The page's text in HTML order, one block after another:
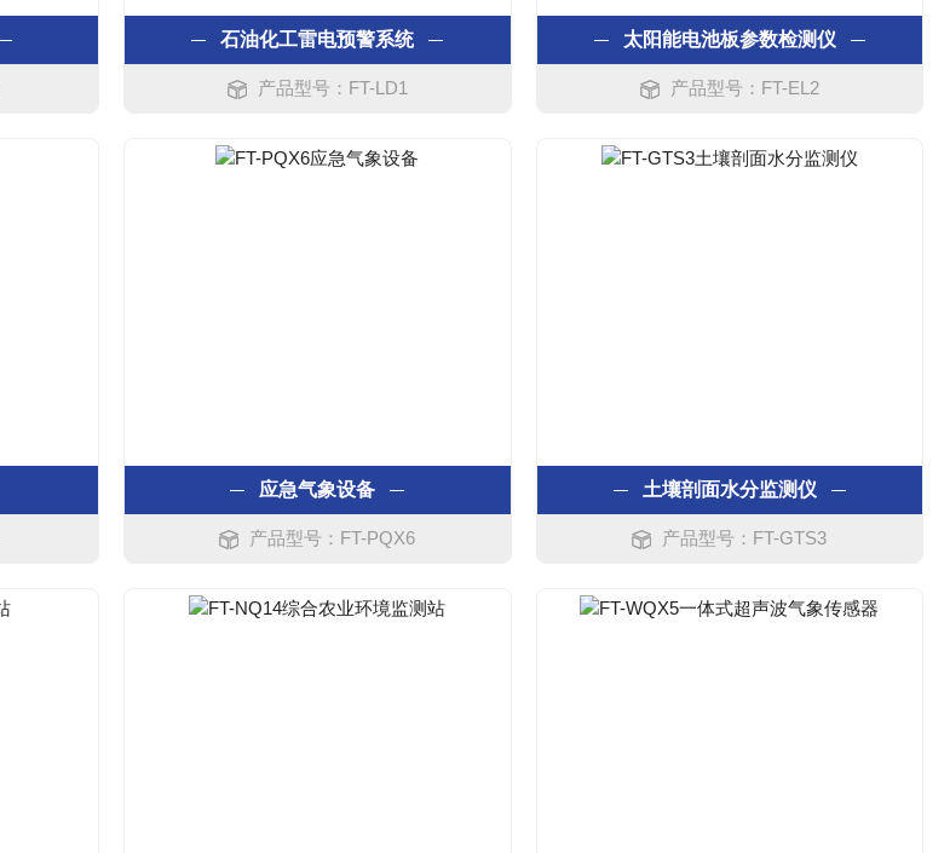
石油化工雷电预警系统
产品型号：FT-LD1
太阳能电池板参数检测仪
产品型号：FT-EL2
应急气象设备
产品型号：FT-PQX6
土壤剖面水分监测仪
产品型号：FT-GTS3